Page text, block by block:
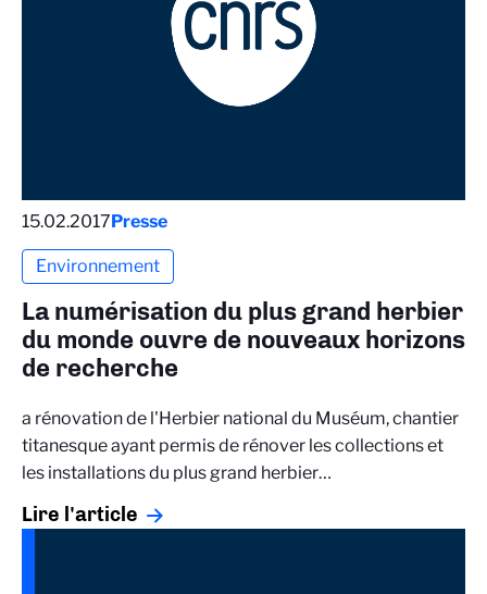
15.02.2017Presse
Environnement
La numérisation du plus grand herbier
du monde ouvre de nouveaux horizons
de recherche
a rénovation de l'Herbier national du Muséum, chantier
titanesque ayant permis de rénover les collections et
les installations du plus grand herbier…
Lire l'article